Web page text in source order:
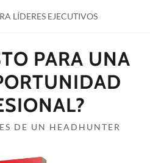
LÍDERES EJECUTIVOS
PARA UNA
DE UN HEADHUNTER